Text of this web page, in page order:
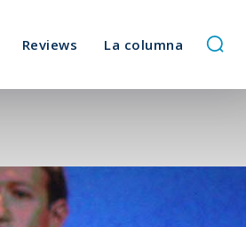
Reviews La columna